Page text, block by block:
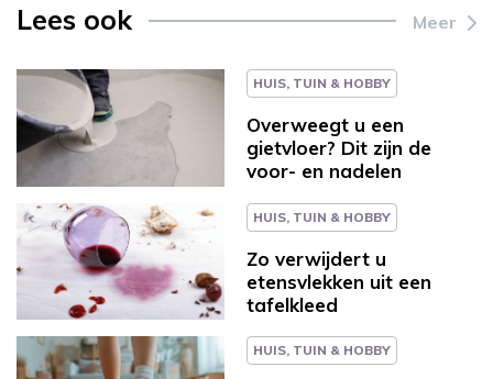
Lees ook Meer
HUIS, TUIN & HOBBY
Overweegt u een
gietvloer? Dit zijn de
voor- en nadelen
HUIS, TUIN & HOBBY
Zo verwijdert u
etensvlekken uit een
tafelkleed
HUIS, TUIN & HOBBY